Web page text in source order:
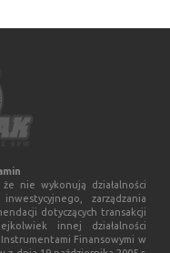
nie wykonują działalności
zarządzania
dotyczących transakcji
innej działalności
Finansowymi w